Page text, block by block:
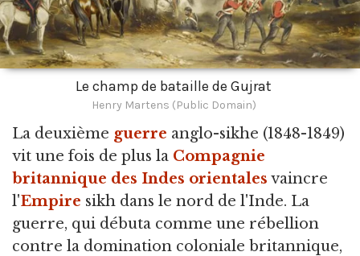
Le champ de bataille de Gujrat
Henry Martens (Public Domain)
La deuxième guerre anglo-sikhe (1848-1849)
vit une fois de plus la Compagnie
britannique des Indes orientales vaincre
l'Empire sikh dans le nord de l'Inde. La
guerre, qui débuta comme une rébellion
contre la domination coloniale britannique,